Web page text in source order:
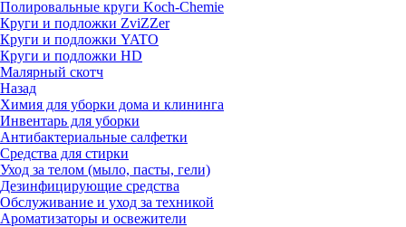
Полировальные круги Koch-Chemie
Круги и подложки ZviZZer
Круги и подложки YATO
Круги и подложки HD
Малярный скотч
Назад
Химия для уборки дома и клининга
Инвентарь для уборки
Антибактериальные салфетки
Средства для стирки
Уход за телом (мыло, пасты, гели)
Дезинфицирующие средства
Обслуживание и уход за техникой
Ароматизаторы и освежители